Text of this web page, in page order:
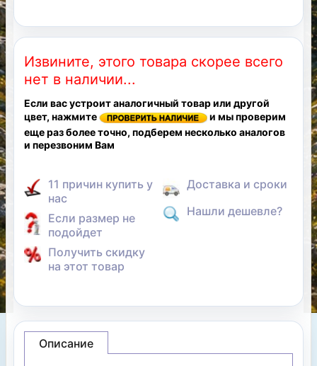
Извините, этого товара скорее всего
нет в наличии...
Если вас устроит аналогичный товар или другой
цвет, нажмите
и мы проверим
еще раз более точно, подберем несколько аналогов
и перезвоним Вам
11 причин купить у
нас
Если размер не
подойдет
Получить скидку
на этот товар
Доставка и сроки
Нашли дешевле?
Описание